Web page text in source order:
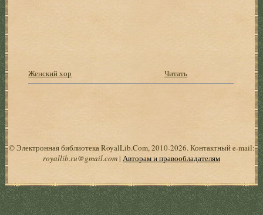
Женский хор Читать
© Электронная библиотека RoyalLib.Com, 2010-2026. Контактный e-mail:
royallib.ru@gmail.com| Авторам и правообладателям